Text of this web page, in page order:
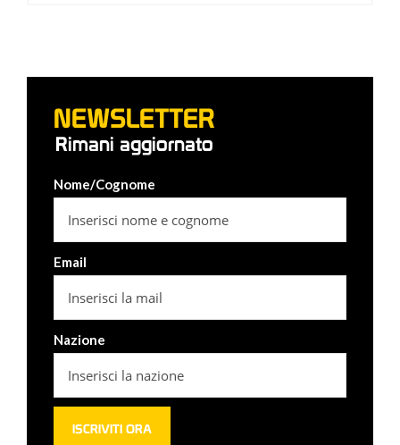
NEWSLETTER
Rimani aggiornato
Nome/Cognome
Email
Nazione